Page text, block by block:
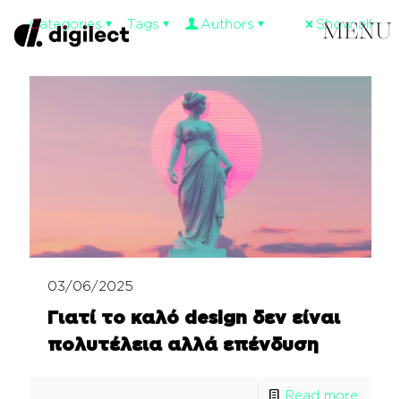
Categories Tags Authors Show all
03/06/2025
Γιατί το καλό design δεν είναι
πολυτέλεια αλλά επένδυση
Read more